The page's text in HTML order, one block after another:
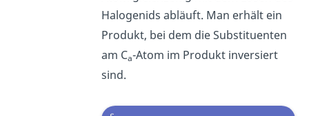
Halogenids abläuft. Man erhält ein
Produkt, bei dem die Substituenten
am Ca-Atom im Produkt inversiert
sind.